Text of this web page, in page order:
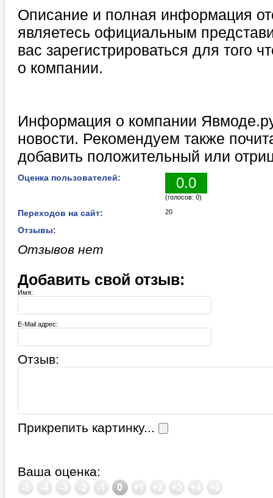
Описание и полная информация
являетесь официальным
вас зарегистрироваться для того
о компании.
Информация о компании
новости. Рекомендуем также
добавить положительный или
Оценка пользователей: 0.0
(голосов: 0)
Переходов на сайт: 20
Отзывы:
Отзывов нет
Добавить свой отзыв:
Имя:
E-Mail адрес:
Отзыв:
Прикрепить картинку...
Ваша оценка: